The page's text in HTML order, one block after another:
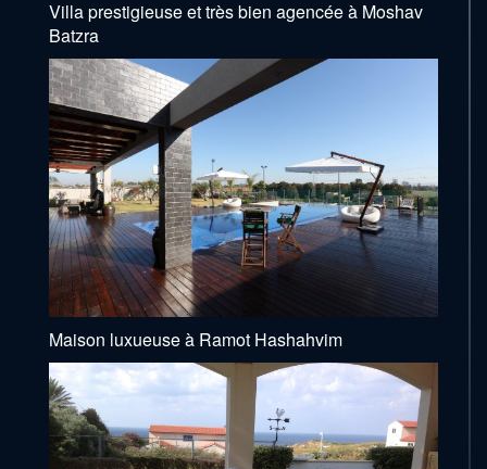
Villa prestigieuse et très bien agencée à Moshav
Batzra
Maison luxueuse à Ramot Hashahvim